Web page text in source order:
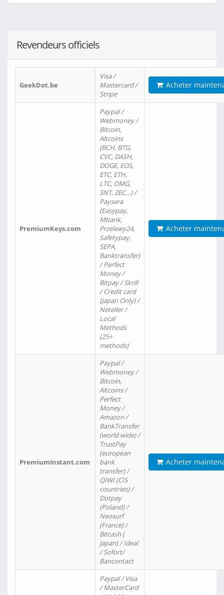
Revendeurs officiels
GeekDot.be
Visa /
Mastercard /
Stripe
Acheter
PremiumKeys.com
Paypal /
Webmoney /
Bitcoin,
Altcoins
(BCH, BTG,
CVC, DASH,
DOGE, EOS,
ETC, ETH,
LTC, OMG,
SNT, ZEC…) /
Paysera
(Easypay,
Mbank,
Przelewy24,
Safetypay,
SEPA,
Banktransfer)
/ Perfect
Money /
Bitpay / Skrill
/ Credit card
(Japan Only) /
Neteller /
Local
Methods
(25+
methods)
Acheter
PremiumInstant.com
Paypal /
Webmoney /
Bitcoin,
Altcoins /
Perfect
Money /
Amazon /
BankTransfer
(world wide) /
TrustPay
(european
bank
transfer) /
QIWI (CIS
countries) /
Dotpay
(Poland) /
Neosurf
(France) /
Bitcash (
Japan) / Ideal
/ Sofort/
Bancontact
Acheter
Paypal / Visa
/ MasterCard